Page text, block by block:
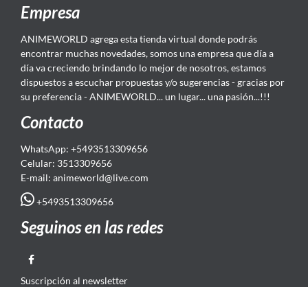
Empresa
ANIMEWORLD agrega esta tienda virtual donde podrás
encontrar muchas novedades, somos una empresa que día a
día va creciendo brindando lo mejor de nosotros, estamos
dispuestos a escuchar propuestas y/o sugerencias - gracias por
su preferencia - ANIMEWORLD... un lugar... una pasión...!!!
Contacto
WhatsApp: +5493513309656
Celular: 3513309656
E-mail: animeworld@live.com
+5493513309656
Seguinos en las redes
Suscripción al newsletter